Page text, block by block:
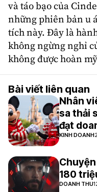
và táo bạo của
những phiên bản u
tích này. Đây là
không ngừng nghỉ
không được hoàn
Bài viết liên quan
Nhân
sa thải
đạt
KINH DOANH
180
DOANH THU